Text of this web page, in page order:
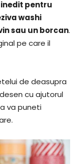
pentru
washi
sau un borcan.
pe care il
de deasupra
cu ajutorul
va puneti